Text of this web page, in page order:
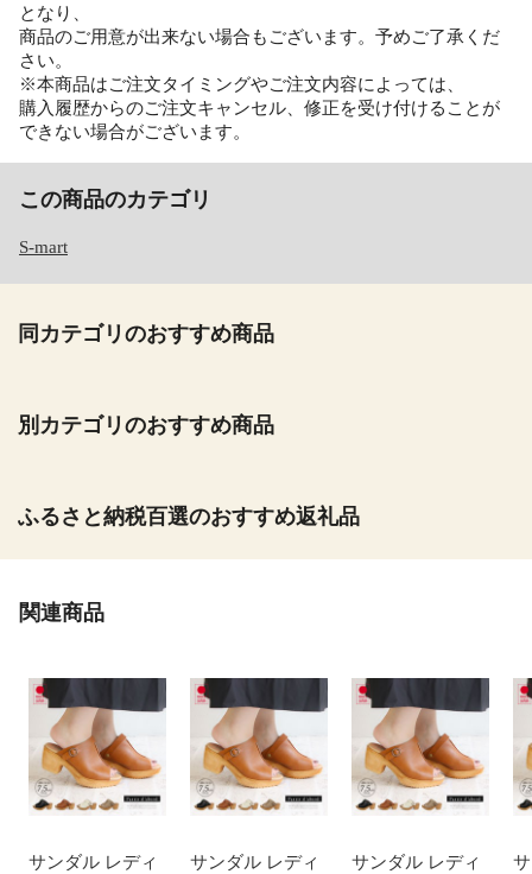
となり、
商品のご用意が出来ない場合もございます。予めご了承くだ
さい。
※本商品はご注文タイミングやご注文内容によっては、
購入履歴からのご注文キャンセル、修正を受け付けることが
できない場合がございます。
この商品のカテゴリ
S-mart
同カテゴリのおすすめ商品
別カテゴリのおすすめ商品
ふるさと納税百選のおすすめ返礼品
関連商品
サンダル レディ
サンダル レディ
サンダル レディ